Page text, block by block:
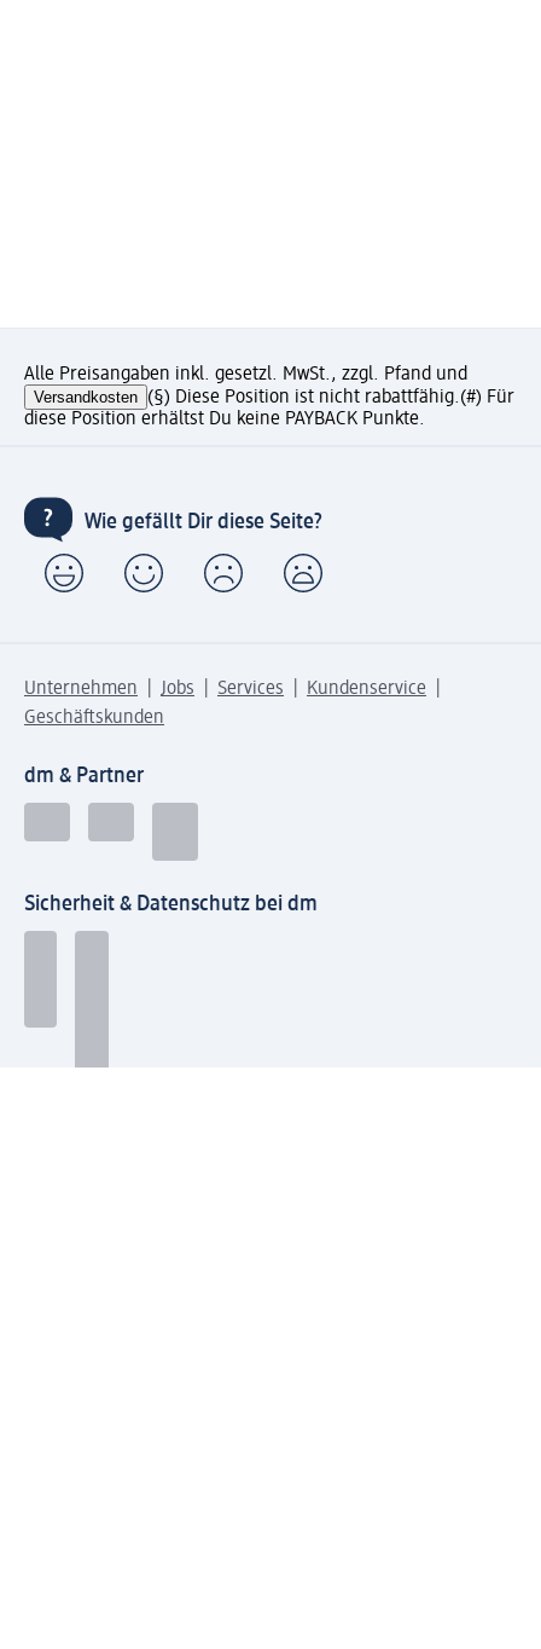
Alle Preisangaben inkl. gesetzl. MwSt., zzgl. Pfand und
Versandkosten (§) Diese Position ist nicht rabattfähig.(#) Für
diese Position erhältst Du keine PAYBACK Punkte.
Wie gefällt Dir diese Seite?
Unternehmen Jobs Services
Kundenservice
Geschäftskunden
dm & Partner
Sicherheit & Datenschutz bei dm